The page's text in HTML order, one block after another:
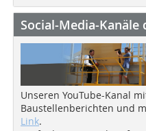
Social-Media-Kanäle
Unseren YouTube-Kanal
Baustellenberichten und
Link.